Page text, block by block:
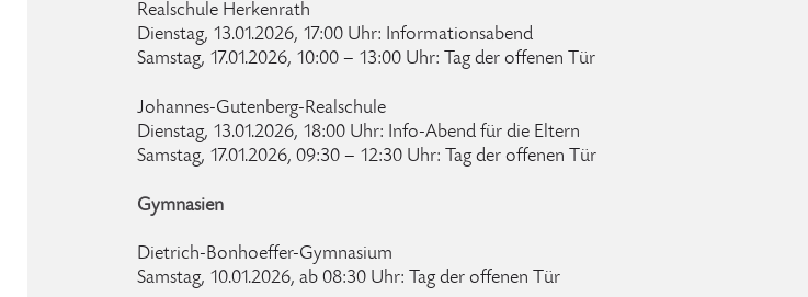
Realschule Herkenrath
Dienstag, 13.01.2026, 17:00 Uhr: Informationsabend
Samstag, 17.01.2026, 10:00 – 13:00 Uhr: Tag der offenen Tür
Johannes-Gutenberg-Realschule
Dienstag, 13.01.2026, 18:00 Uhr: Info-Abend für die Eltern
Samstag, 17.01.2026, 09:30 – 12:30 Uhr: Tag der offenen Tür
Gymnasien
Dietrich-Bonhoeffer-Gymnasium
Samstag, 10.01.2026, ab 08:30 Uhr: Tag der offenen Tür